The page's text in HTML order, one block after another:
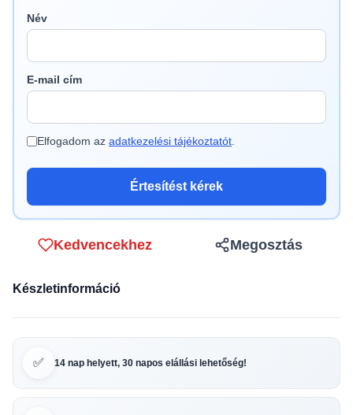
Név
E-mail cím
Elfogadom az adatkezelési tájékoztatót
Értesítést kérek
Kedvencekhez Megosztás
Készletinformáció
✅ 14 nap helyett, 30 napos elállási lehetőség!